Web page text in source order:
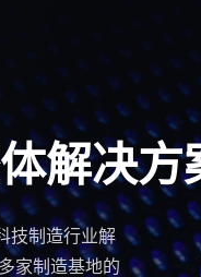
解决方
技制造行业解
家制造基地的